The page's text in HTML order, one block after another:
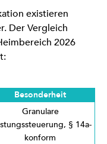
existieren
Der Vergleich
2026
Besonderheit
Granulare
§ 14a-
konform